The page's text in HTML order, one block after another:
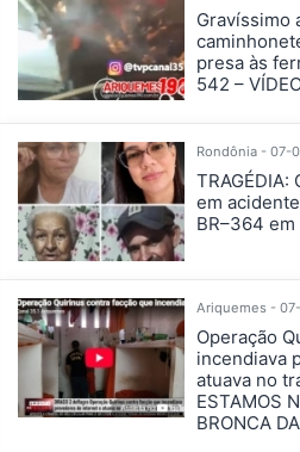
Gravíssimo
presa às
542 –
Rondônia - 07-
em
BR–364 em
Ariquemes -
Operação
incendiava
atuava no
ESTAMOS
BRONCA